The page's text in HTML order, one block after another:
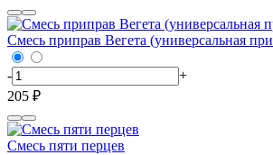
Смесь приправ Вегета (универсальная
-
+
205 ₽
Смесь пяти перцев